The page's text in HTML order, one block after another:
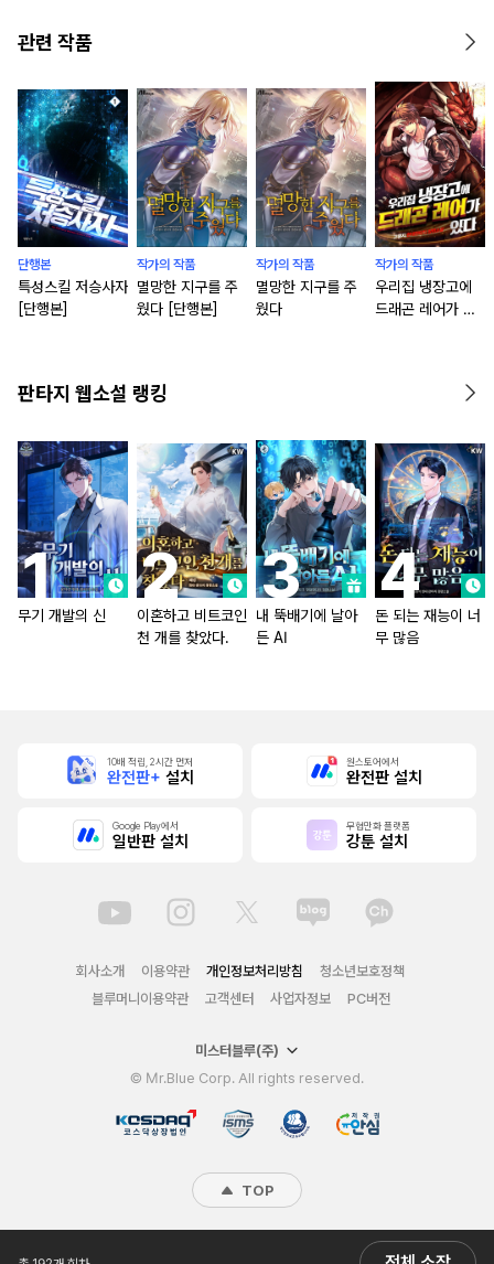
관련 작품
단행본
특성스킬 저승사자
[단행본]
작가의 작품
멸망한 지구를 주
웠다 [단행본]
작가의 작품
멸망한 지구를 주
웠다
작가의 작품
우리집 냉장고에
드래곤 레어가 있
판타지 웹소설 랭킹
무기 개발의 신
이혼하고 비트코인
천 개를 찾았다.
내 뚝배기에 날아
든 AI
돈 되는 재능이 너
무 많음
10배 적립, 2시간 먼저
완전판+ 설치
원스토어에서
완전판 설치
Google Play에서
일반판 설치
무협만화 플랫폼
강툰 설치
회사소개 이용약관 개인정보처리방침
청소년보호정책
블루머니이용약관
고객센터 사업자정보 PC버전
미스터블루(주)
© Mr.Blue Corp. All rights reserved.
TOP